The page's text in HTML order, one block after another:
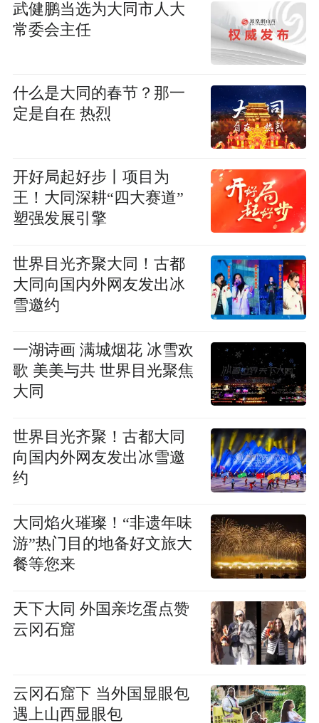
武健鹏当选为大同市人大
常委会主任
什么是大同的春节？那一
定是自在 热烈
开好局起好步丨项目为
王！大同深耕“四大赛道”
塑强发展引擎
世界目光齐聚大同！古都
大同向国内外网友发出冰
雪邀约
一湖诗画 满城烟花 冰雪欢
歌 美美与共 世界目光聚焦
大同
世界目光齐聚！古都大同
向国内外网友发出冰雪邀
约
大同焰火璀璨！“非遗年味
游”热门目的地备好文旅大
餐等您来
天下大同 外国亲圪蛋点赞
云冈石窟
云冈石窟下 当外国显眼包
遇上山西显眼包